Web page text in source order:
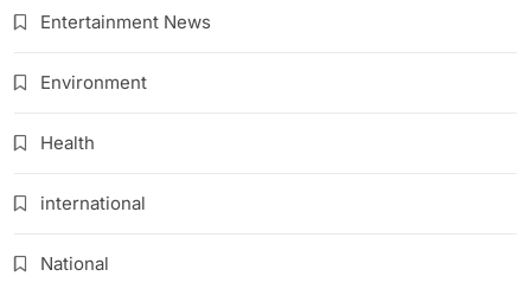
Entertainment News
Environment
Health
international
National